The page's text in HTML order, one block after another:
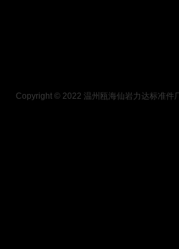
Copyright © 2022 温州瓯海仙岩力达标准件